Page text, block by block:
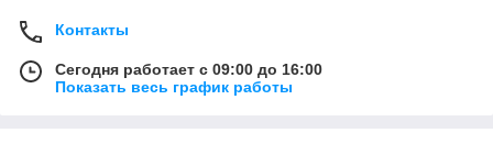
Контакты
Сегодня работает с 09:00 до 16:00
Показать весь график работы